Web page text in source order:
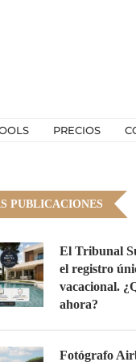
PRECIOS
PUBLICACIONES
El Tribunal
el registro
vacacional.
ahora?
Fotógrafo